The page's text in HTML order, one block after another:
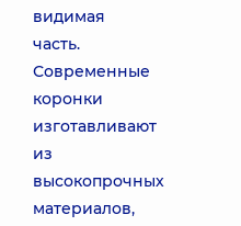
видимая
часть.
Современные
коронки
изготавливают
из
высокопрочных
материалов,